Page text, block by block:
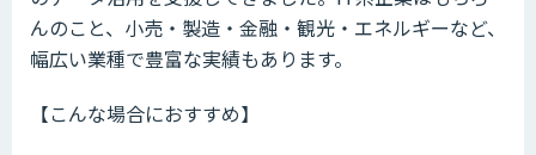
んのこと、小売・製造・金融・観光・エネルギーなど、
幅広い業種で豊富な実績もあります。
【こんな場合におすすめ】